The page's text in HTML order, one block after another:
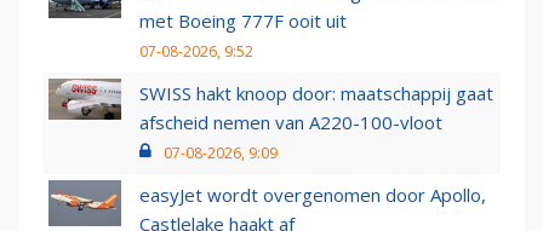
met Boeing 777F ooit uit
07-08-2026, 9:52
SWISS hakt knoop door: maatschappij gaat
afscheid nemen van A220-100-vloot
07-08-2026, 9:09
easyJet wordt overgenomen door Apollo,
Castlelake haakt af